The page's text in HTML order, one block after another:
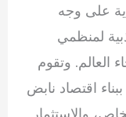
على وجه
لمنظمي
العالم. وتقوم
من خلال رؤية عام 2030، ببناء اقتصاد نابض
والاستثمار